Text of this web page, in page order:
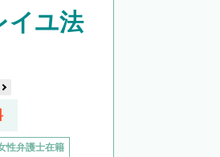
イユ法
性弁護士在籍